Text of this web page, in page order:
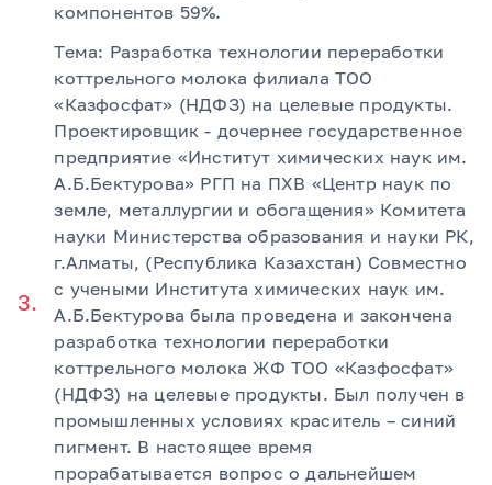
компонентов 59%.
Тема: Разработка технологии переработки
коттрельного молока филиала ТОО
«Казфосфат» (НДФЗ) на целевые продукты.
Проектировщик - дочернее государственное
предприятие «Институт химических наук им.
А.Б.Бектурова» РГП на ПХВ «Центр наук по
земле, металлургии и обогащения» Комитета
науки Министерства образования и науки РК,
г.Алматы, (Республика Казахстан) Совместно
с учеными Института химических наук им.
А.Б.Бектурова была проведена и закончена
разработка технологии переработки
коттрельного молока ЖФ ТОО «Казфосфат»
(НДФЗ) на целевые продукты. Был получен в
промышленных условиях краситель – синий
пигмент. В настоящее время
прорабатывается вопрос о дальнейшем